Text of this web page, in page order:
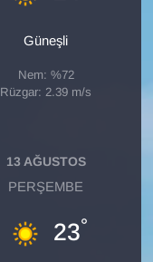
Güneşli
Nem: %72
Rüzgar: 2.39 m/s
13 AĞUSTOS
PERŞEMBE
23°